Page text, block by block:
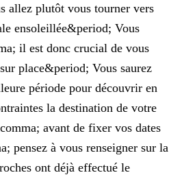
allez plutôt vous tourner vers
ensoleillée&period; Vous
il est donc crucial de vous
place&period; Vous saurez
période pour découvrir en
la destination de votre
avant de fixer vos dates
pensez à vous renseigner sur la
ont déjà effectué le